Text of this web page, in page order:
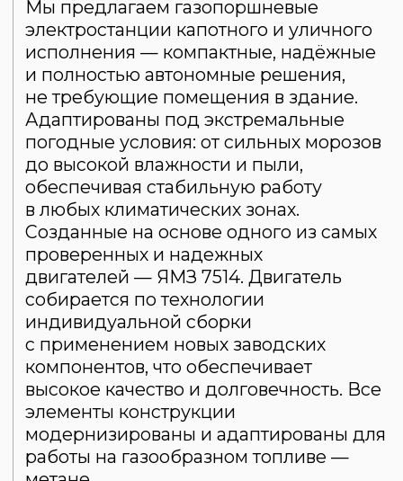
Адаптированы под экстремальные
погодные условия: от сильных морозов
до высокой влажности и пыли,
обеспечивая стабильную работу
в любых климатических зонах.
Созданные на основе одного из самых
проверенных и надежных
двигателей — ЯМЗ 7514. Двигатель
собирается по технологии
индивидуальной сборки
с применением новых заводских
компонентов, что обеспечивает
высокое качество и долговечность. Все
элементы конструкции
модернизированы и адаптированы для
работы на газообразном топливе —
метане.
КОМПЛЕКТАЦИЯ